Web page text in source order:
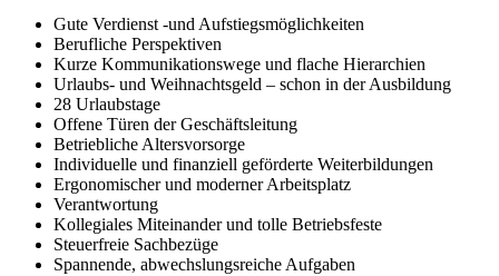
Gute Verdienst -und Aufstiegsmöglichkeiten
Berufliche Perspektiven
Kurze Kommunikationswege und flache Hierarchien
Urlaubs- und Weihnachtsgeld – schon in der Ausbildung
28 Urlaubstage
Offene Türen der Geschäftsleitung
Betriebliche Altersvorsorge
Individuelle und finanziell geförderte Weiterbildungen
Ergonomischer und moderner Arbeitsplatz
Verantwortung
Kollegiales Miteinander und tolle Betriebsfeste
Steuerfreie Sachbezüge
Spannende, abwechslungsreiche Aufgaben